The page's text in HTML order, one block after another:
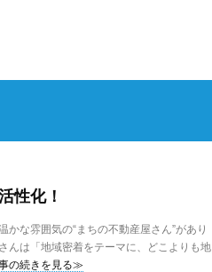
性化！
な雰囲気の“まちの不動産屋さん”があり
んは「地域密着をテーマに、どこよりも地
の続きを見る≫